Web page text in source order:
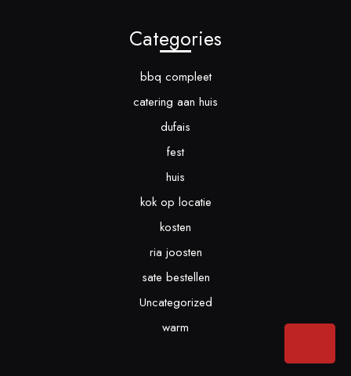
to
Categories
bbq compleet
catering aan huis
dufais
fest
huis
kok op locatie
kosten
ria joosten
sate bestellen
Uncategorized
warm